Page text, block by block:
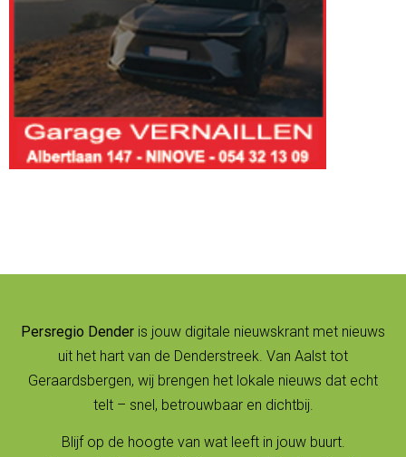
Persregio Dender is jouw digitale nieuwskrant met nieuws
uit het hart van de Denderstreek. Van Aalst tot
Geraardsbergen, wij brengen het lokale nieuws dat echt
telt – snel, betrouwbaar en dichtbij.
Blijf op de hoogte van wat leeft in jouw buurt.